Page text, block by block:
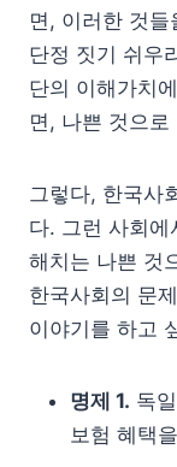
면, 이러한 것
단정 짓기 쉬우
단의 이해가치
면, 나쁜 것으
그렇다, 한국사
다. 그런 사회에
해치는 나쁜 것
한국사회의 문
이야기를 하고
명제 1. 독
보험 혜택